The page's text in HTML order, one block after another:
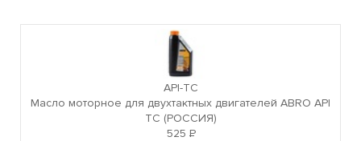
API-TC
Масло моторное для двухтактных двигателей ABRO API
TC (РОССИЯ)
525Р